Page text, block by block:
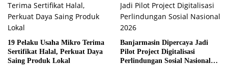
19 Pelaku Usaha Mikro Terima
Sertifikat Halal, Perkuat Daya
Saing Produk Lokal
Banjarmasin Dipercaya Jadi
Pilot Project Digitalisasi
Perlindungan Sosial Nasional